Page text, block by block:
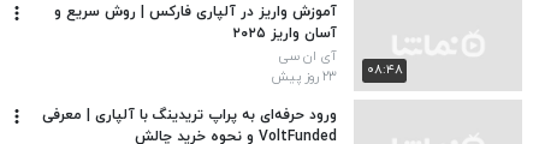
۰۸:۴۸
آموزش واریز در آلپاری فارکس | روش سریع و
آسان واریز ۲۰۲۵
آی ان سی
۲۳ روز پیش
ورود حرفه‌ای به پراپ تریدینگ با آلپاری | معرفی
VoltFunded و نحوه خرید چالش